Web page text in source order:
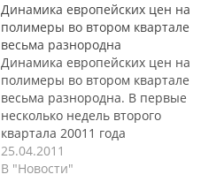
Динамика европейских цен на
полимеры во втором квартале
весьма разнородна
Динамика европейских цен на
полимеры во втором квартале
весьма разнородна. В первые
несколько недель второго
квартала 20011 года
произошли различные
изменения в динамике цен на
25.04.2011
В "Новости"